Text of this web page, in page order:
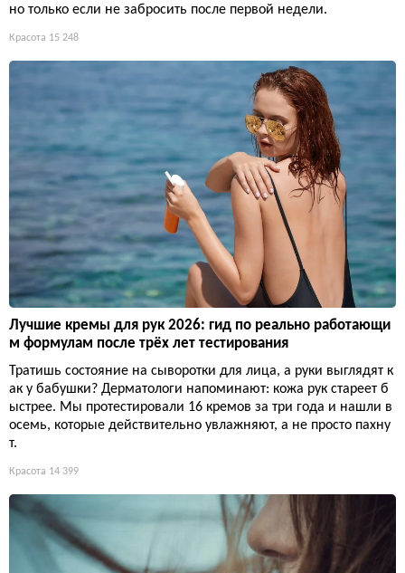
но только если не забросить после первой недели.
Красота 15 248
Лучшие кремы для рук 2026: гид по реально работающи
м формулам после трёх лет тестирования
Тратишь состояние на сыворотки для лица, а руки выглядят к
ак у бабушки? Дерматологи напоминают: кожа рук стареет б
ыстрее. Мы протестировали 16 кремов за три года и нашли в
осемь, которые действительно увлажняют, а не просто пахну
т.
Красота 14 399